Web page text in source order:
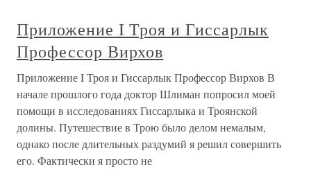
Приложение I Троя и Гиссарлык
Профессор Вирхов
Приложение I Троя и Гиссарлык Профессор Вирхов В
начале прошлого года доктор Шлиман попросил моей
помощи в исследованиях Гиссарлыка и Троянской
долины. Путешествие в Трою было делом немалым,
однако после длительных раздумий я решил совершить
его. Фактически я просто не